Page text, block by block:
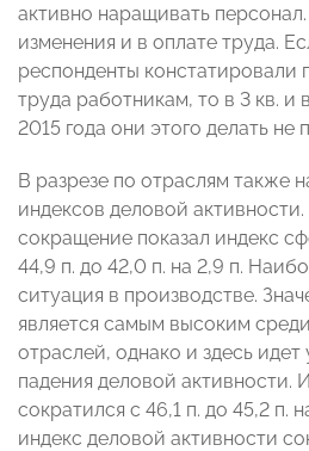
активно наращивать
изменения и в оплате труда.
респонденты
труда работникам, то в 3 кв. и
2015 года они этого делать не
В разрезе по отраслям также
индексов деловой
сокращение показал индекс
44,9 п. до 42,0 п. на 2,9 п.
ситуация в производстве.
является самым высоким
отраслей, однако и здесь
падения деловой активности.
сократился с 46,1 п. до 45,2 п.
индекс деловой активности